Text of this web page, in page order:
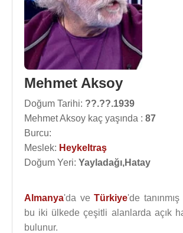
Mehmet Aksoy
Doğum Tarihi: ??.??.1939
Mehmet Aksoy kaç yaşında : 87
Burcu:
Meslek: Heykeltraş
Doğum Yeri: Yayladağı,Hatay
Almanya'da veTürkiye'de tanınmış
bu iki ülkede çeşitli alanlarda açık
bulunur.